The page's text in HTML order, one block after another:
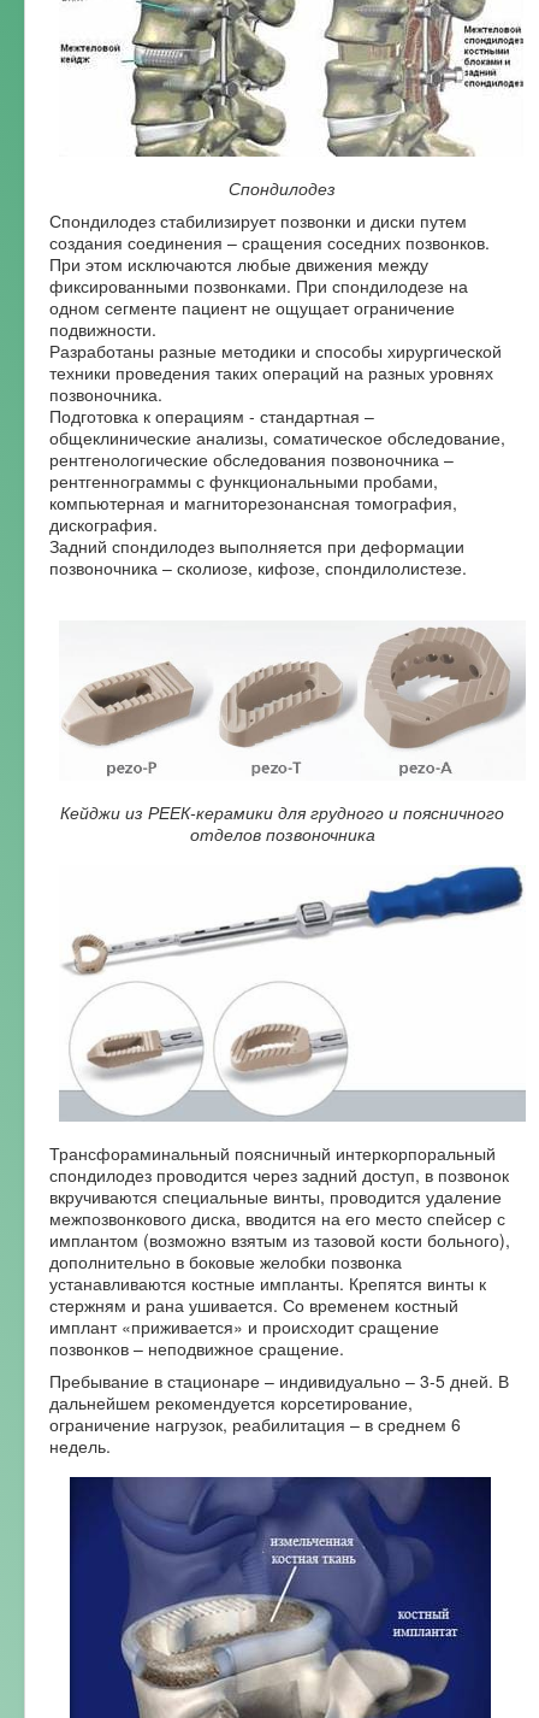
Спондилодез
Спондилодез стабилизирует позвонки и диски путем
создания соединения – сращения соседних позвонков.
При этом исключаются любые движения между
фиксированными позвонками. При спондилодезе на
одном сегменте пациент не ощущает ограничение
подвижности.
Разработаны разные методики и способы хирургической
техники проведения таких операций на разных уровнях
позвоночника.
Подготовка к операциям - стандартная –
общеклинические анализы, соматическое обследование,
рентгенологические обследования позвоночника –
рентгеннограммы с функциональными пробами,
компьютерная и магниторезонансная томография,
дискография.
Задний спондилодез выполняется при деформации
позвоночника – сколиозе, кифозе, спондилолистезе.
Кейджи из РЕЕК-керамики для грудного и поясничного
отделов позвоночника
Трансфораминальный поясничный интеркорпоральный
спондилодез проводится через задний доступ, в позвонок
вкручиваются специальные винты, проводится удаление
межпозвонкового диска, вводится на его место спейсер с
имплантом (возможно взятым из тазовой кости больного),
дополнительно в боковые желобки позвонка
устанавливаются костные импланты. Крепятся винты к
стержням и рана ушивается. Со временем костный
имплант «приживается» и происходит сращение
позвонков – неподвижное сращение.
Пребывание в стационаре – индивидуально – 3-5 дней. В
дальнейшем рекомендуется корсетирование,
ограничение нагрузок, реабилитация – в среднем 6
недель.